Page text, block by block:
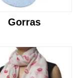
Gorras